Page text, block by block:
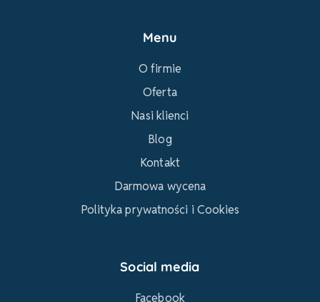
Menu
O firmie
Oferta
Nasi klienci
Blog
Kontakt
Darmowa wycena
Polityka prywatności i Cookies
Social media
Facebook